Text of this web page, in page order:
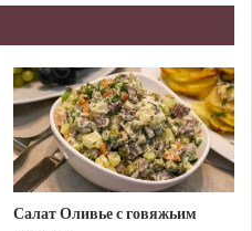
Салат Оливье с говяжьим